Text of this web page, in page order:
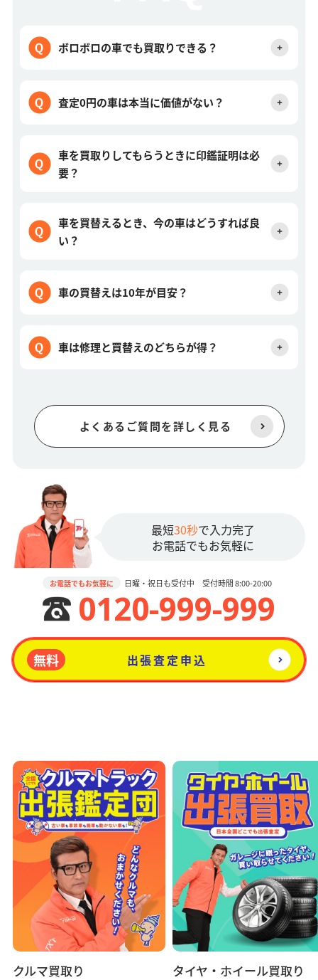
ボロボロの車でも買取りできる？
査定0円の車は本当に価値がない？
車を買取りしてもらうときに印鑑証明は必
要？
車を買替えるとき、今の車はどうすれば良
い？
車の買替えは10年が目安？
車は修理と買替えのどちらが得？
よくあるご質問を詳しく見る
最短30秒で入力完了
お電話でもお気軽に
お電話でもお気軽に 日曜・祝日も受付中 受付時間 8:00-20:00
0120-999-999
無料 出張査定申込
クルマ買取り タイヤ・ホイール買取り